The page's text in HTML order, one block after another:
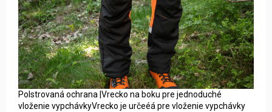
Polstrovaná ochrana |Vrecko na boku pre jednoduché
vloženie vypchávkyVrecko je určeéá pre vloženie vypchávky